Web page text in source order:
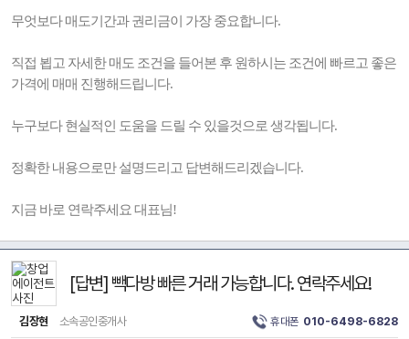
무엇보다 매도기간과 권리금이 가장 중요합니다.
직접 뵙고 자세한 매도 조건을 들어본 후 원하시는 조건에 빠르고 좋은
가격에 매매 진행해드립니다.
누구보다 현실적인 도움을 드릴 수 있을것으로 생각됩니다.
정확한 내용으로만 설명드리고 답변해드리겠습니다.
지금 바로 연락주세요 대표님!
[답변] 빽다방 빠른 거래 가능합니다. 연락주세요!
김장현 소속공인중개사 휴대폰 010-6498-6828